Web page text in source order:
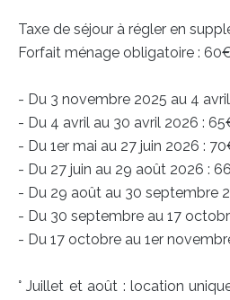
Taxe de séjour à régler en
Forfait ménage obligatoire :
- Du 3 novembre 2025 au 4
- Du 4 avril au 30 avril 2026 :
- Du 1er mai au 27 juin 2026 :
- Du 27 juin au 29 août 2026 :
- Du 29 août au 30 septembre
- Du 30 septembre au 17
- Du 17 octobre au 1er
° Juillet et août : location